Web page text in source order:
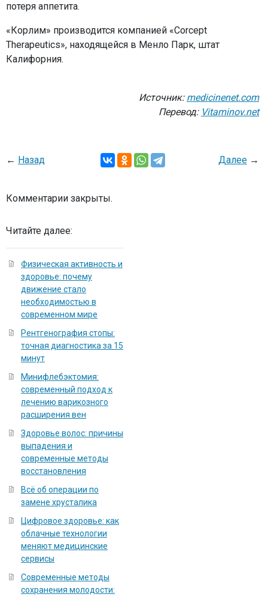
потеря аппетита.
«Корлим» производится компанией «Corcept
Therapeutics», находящейся в Менло Парк, штат
Калифорния.
Источник: medicinenet.com
Перевод: Vitaminov.net
← Назад Далее →
Комментарии закрыты.
Читайте далее:
Физическая активность и
здоровье: почему
движение стало
необходимостью в
современном мире
Рентгенография стопы:
точная диагностика за 15
минут
Минифлебэктомия:
современный подход к
лечению варикозного
расширения вен
Здоровье волос: причины
выпадения и
современные методы
восстановления
Всё об операции по
замене хрусталика
Цифровое здоровье: как
облачные технологии
меняют медицинские
сервисы
Современные методы
сохранения молодости: